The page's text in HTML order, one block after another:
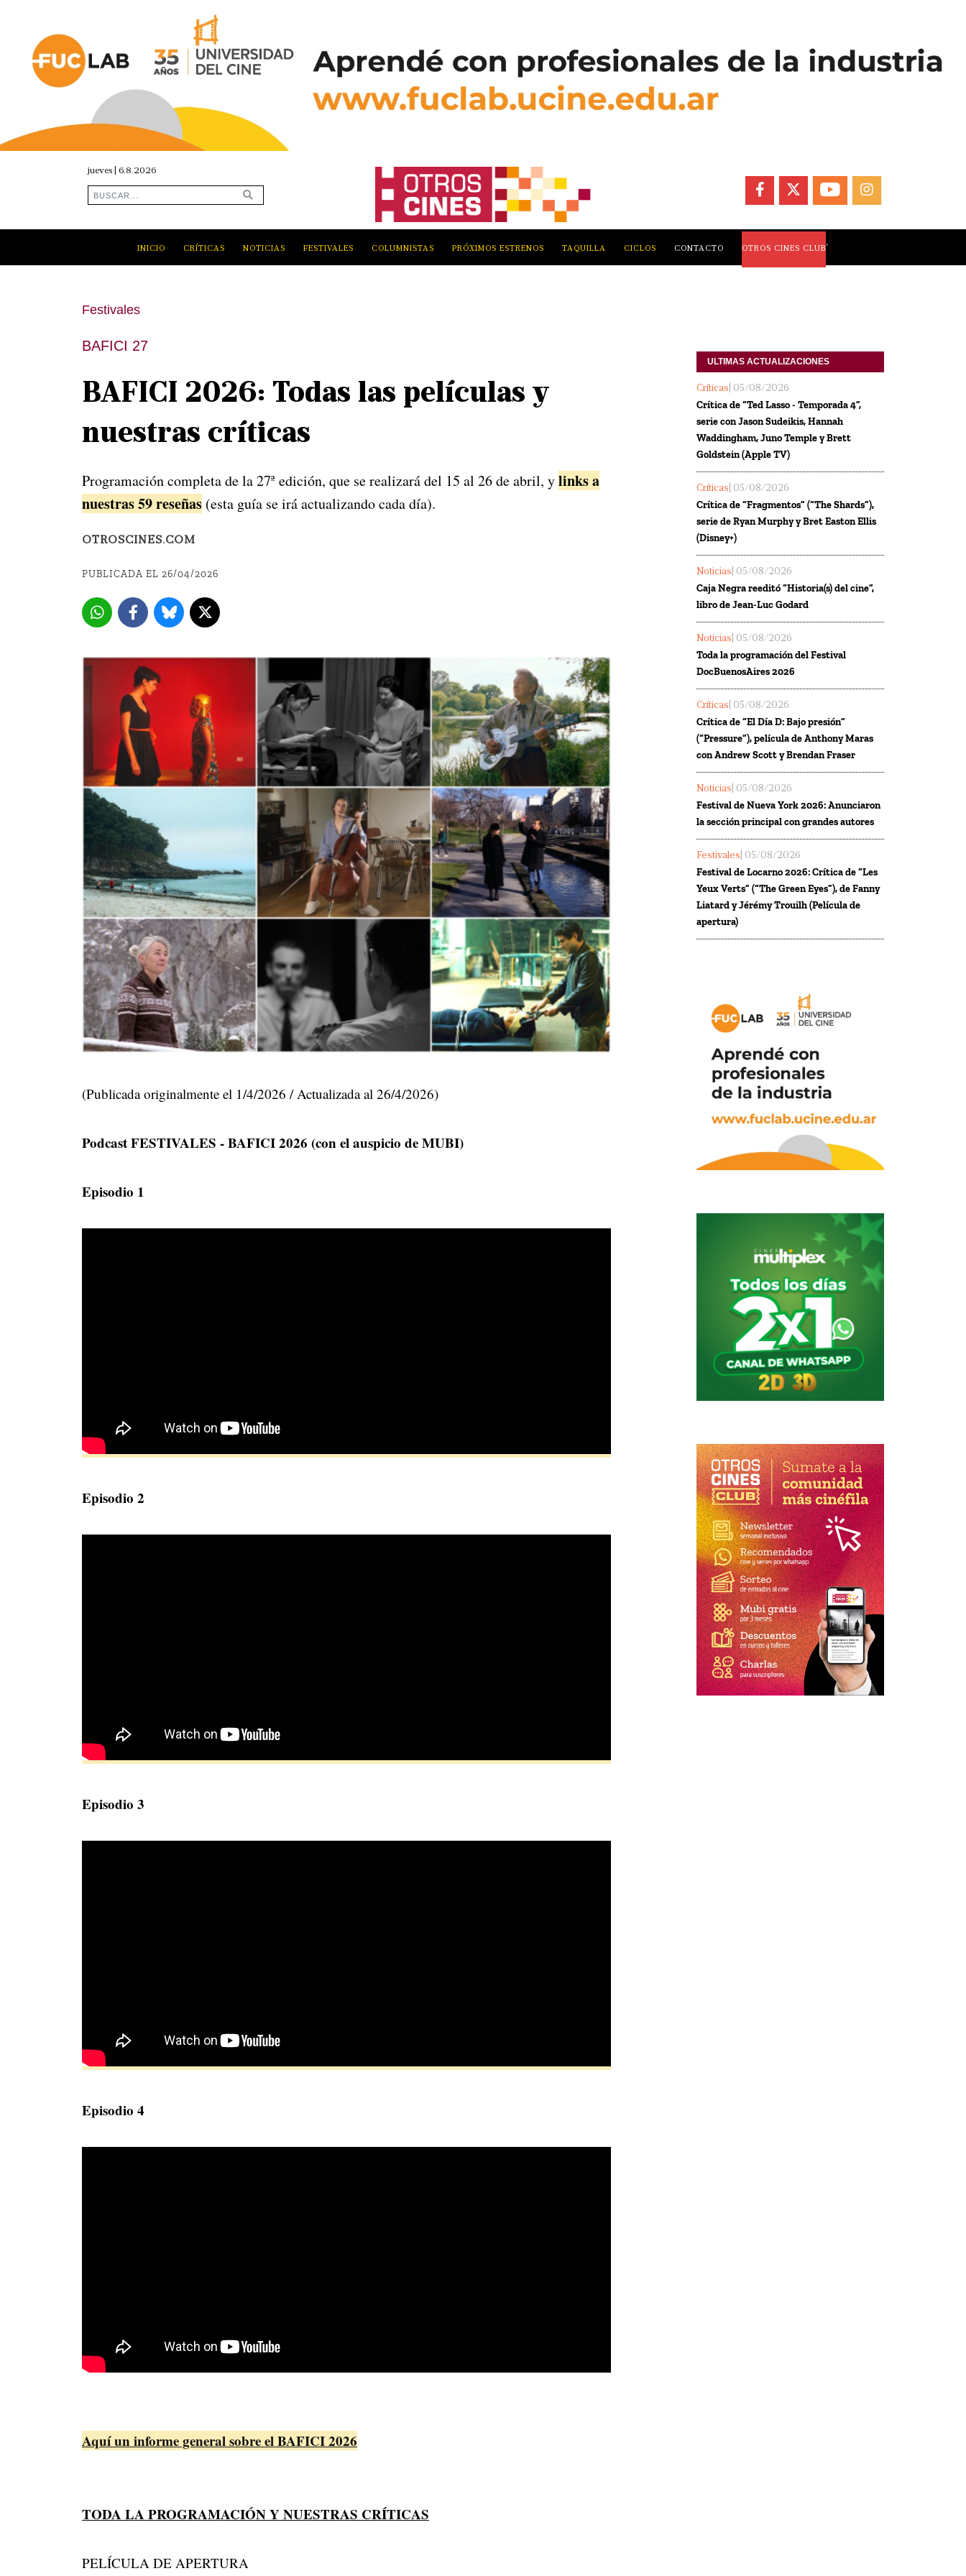
jueves | 6.8.2026
FACEBOOKYOUTUBEINSTAGRAM
INICIO CRÍTICAS NOTICIAS FESTIVALES COLUMNISTAS PRÓXIMOS ESTRENOS TAQUILLA CICLOS CONTACTO OTROS CINES CLUB
Festivales
BAFICI 27
BAFICI 2026: Todas las películas y
nuestras críticas
Programación completa de la 27ª edición, que se realizará del 15 al 26 de abril, ylinks a
nuestras 59 reseñas (esta guía se irá actualizando cada día).
OTROSCINES.COM
PUBLICADA EL 26/04/2026
(Publicada originalmente el 1/4/2026 / Actualizada al 26/4/2026)
Podcast FESTIVALES - BAFICI 2026 (con el auspicio de MUBI)
Episodio 1
Episodio 2
Episodio 3
Episodio 4
Aquí un informe general sobre el BAFICI 2026
TODA LA PROGRAMACIÓN Y NUESTRAS CRÍTICAS
PELÍCULA DE APERTURA
ULTIMAS ACTUALIZACIONES
Críticas | 05/08/2026
Crítica de “Ted Lasso - Temporada 4”,
serie con Jason Sudeikis, Hannah
Waddingham, Juno Temple y Brett
Goldstein (Apple TV)
Críticas | 05/08/2026
Crítica de “Fragmentos” (“The Shards”),
serie de Ryan Murphy y Bret Easton Ellis
(Disney+)
Noticias | 05/08/2026
Caja Negra reeditó “Historia(s) del cine”,
libro de Jean-Luc Godard
Noticias | 05/08/2026
Toda la programación del Festival
DocBuenosAires 2026
Críticas | 05/08/2026
Crítica de “El Día D: Bajo presión”
(“Pressure”), película de Anthony Maras
con Andrew Scott y Brendan Fraser
Noticias | 05/08/2026
Festival de Nueva York 2026: Anunciaron
la sección principal con grandes autores
Festivales | 05/08/2026
Festival de Locarno 2026: Crítica de “Les
Yeux Verts” (“The Green Eyes”), de Fanny
Liatard y Jérémy Trouilh (Película de
apertura)